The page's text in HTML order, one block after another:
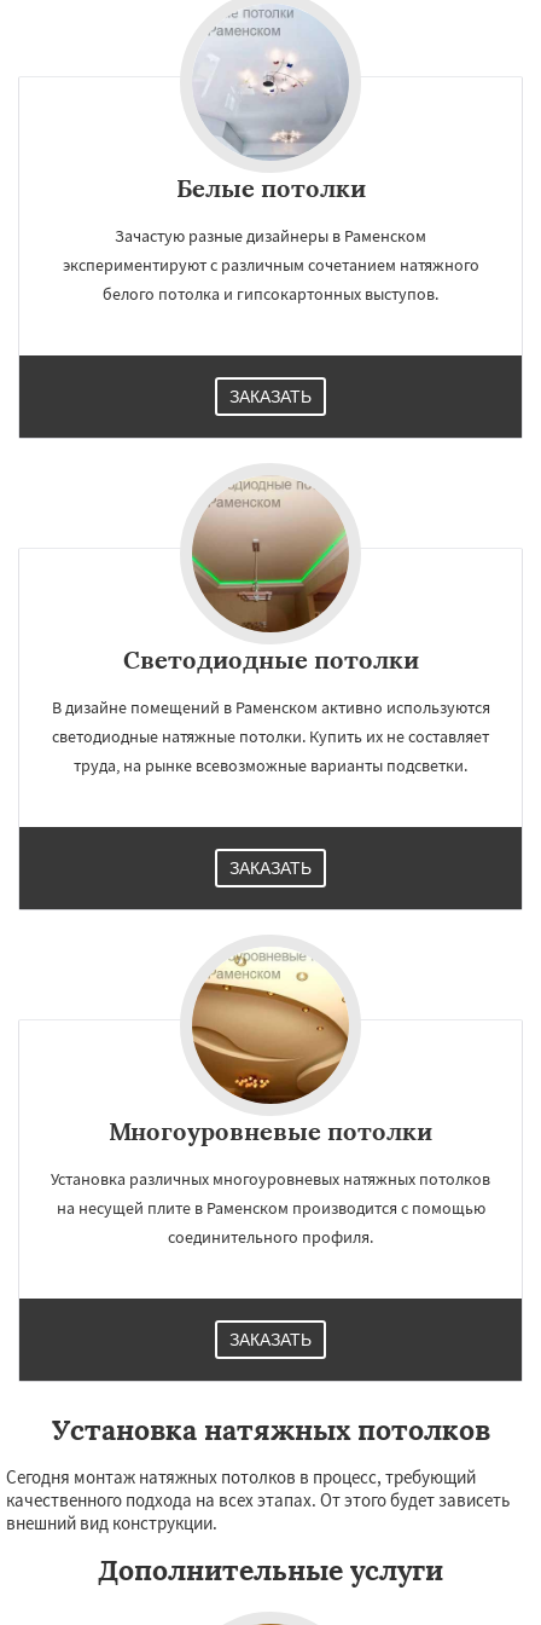
Белые потолки
Зачастую разные дизайнеры в Раменском
экспериментируют с различным сочетанием натяжного
белого потолка и гипсокартонных выступов.
ЗАКАЗАТЬ
Светодиодные потолки
В дизайне помещений в Раменском активно используются
светодиодные натяжные потолки. Купить их не составляет
труда, на рынке всевозможные варианты подсветки.
ЗАКАЗАТЬ
Многоуровневые потолки
Установка различных многоуровневых натяжных потолков
на несущей плите в Раменском производится с помощью
соединительного профиля.
ЗАКАЗАТЬ
Установка натяжных потолков
Сегодня монтаж натяжных потолков в процесс, требующий
качественного подхода на всех этапах. От этого будет зависеть
внешний вид конструкции.
Дополнительные услуги